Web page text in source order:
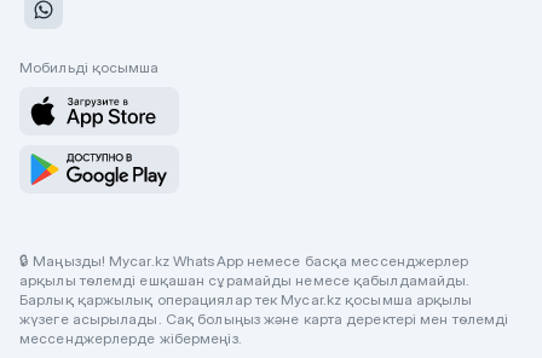
Мобильді қосымша
🔒 Маңызды! Mycar.kz WhatsApp немесе басқа мессенджерлер
арқылы төлемді ешқашан сұрамайды немесе қабылдамайды.
Барлық қаржылық операциялар тек Mycar.kz қосымша арқылы
жүзеге асырылады. Сақ болыңыз және карта деректері мен төлемді
мессенджерлерде жібермеңіз.